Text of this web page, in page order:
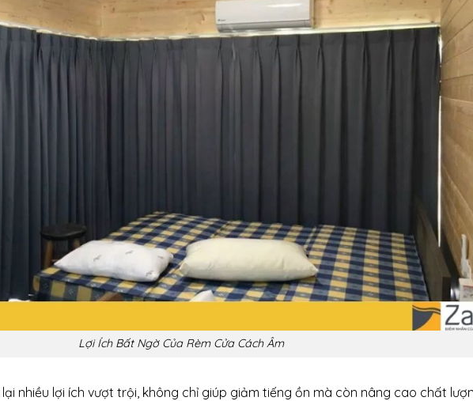
Lợi Ích Bất Ngờ Của Rèm Cửa Cách Âm
nhiều lợi ích vượt trội, không chỉ giúp giảm tiếng ồn mà còn nâng cao chất